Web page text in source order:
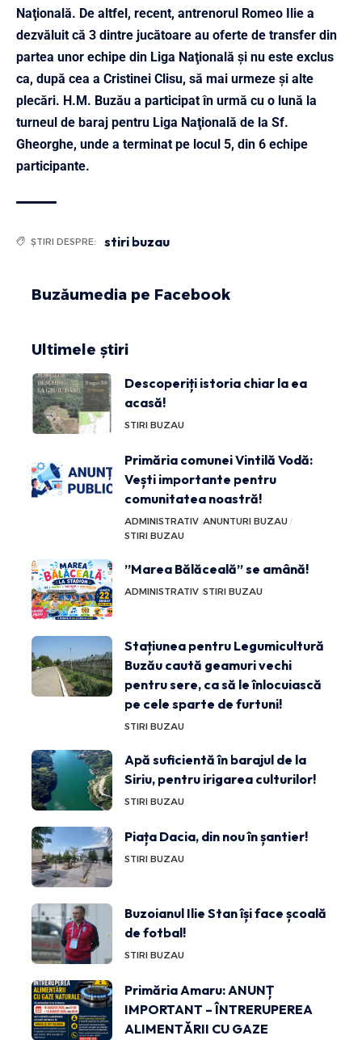
Naţională. De altfel, recent, antrenorul Romeo Ilie a
dezvăluit că 3 dintre jucătoare au oferte de transfer din
partea unor echipe din Liga Naţională şi nu este exclus
ca, după cea a Cristinei Clisu, să mai urmeze şi alte
plecări. H.M. Buzău a participat în urmă cu o lună la
turneul de baraj pentru Liga Naţională de la Sf.
Gheorghe, unde a terminat pe locul 5, din 6 echipe
participante.
ȘTIRI DESPRE: stiri buzau
Buzăumedia pe Facebook
Ultimele știri
Descoperiți istoria chiar la ea
acasă!
STIRI BUZAU
Primăria comunei Vintilă Vodă:
Vești importante pentru
comunitatea noastră!
ADMINISTRATIV ANUNTURI BUZAU
STIRI BUZAU
”Marea Bălăceală” se amână!
ADMINISTRATIV STIRI BUZAU
Stațiunea pentru Legumicultură
Buzău caută geamuri vechi
pentru sere, ca să le înlocuiască
pe cele sparte de furtuni!
STIRI BUZAU
Apă suficientă în barajul de la
Siriu, pentru irigarea culturilor!
STIRI BUZAU
Piața Dacia, din nou în șantier!
STIRI BUZAU
Buzoianul Ilie Stan își face școală
de fotbal!
STIRI BUZAU
Primăria Amaru: ANUNȚ
IMPORTANT – ÎNTRERUPEREA
ALIMENTĂRII CU GAZE